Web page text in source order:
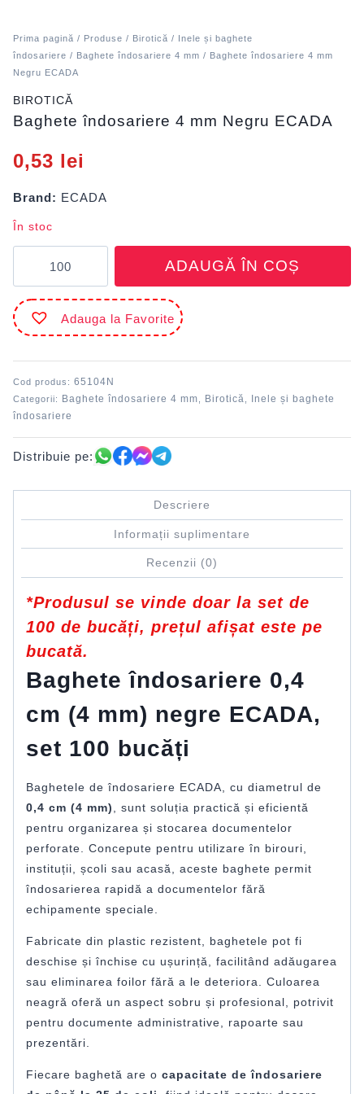
Prima pagină / Produse / Birotică / Inele și baghete
îndosariere / Baghete îndosariere 4 mm / Baghete îndosariere 4 mm
Negru ECADA
BIROTICĂ
Baghete îndosariere 4 mm Negru ECADA
0,53 lei
Brand: ECADA
În stoc
Baghete
îndosariere
4
mm
Negru
ADAUGĂ ÎN COȘ
Adauga la Favorite
Cod produs: 65104N
Categorii: Baghete îndosariere 4 mm, Birotică,
Inele și baghete
îndosariere
Distribuie pe:
Descriere
Informații suplimentare
Recenzii (0)
*Produsul se vinde doar la set de
100 de bucăți, prețul afișat este pe
bucată.
Baghete îndosariere 0,4
cm (4 mm) negre ECADA,
set 100 bucăți
Baghetele de îndosariere ECADA, cu diametrul de
0,4 cm (4 mm)
, sunt soluția practică și eficientă
pentru organizarea și stocarea documentelor
perforate. Concepute pentru utilizare în birouri,
instituții, școli sau acasă, aceste baghete permit
îndosarierea rapidă a documentelor fără
echipamente speciale.
Fabricate din plastic rezistent, baghetele pot fi
deschise și închise cu ușurință, facilitând adăugarea
sau eliminarea foilor fără a le deteriora. Culoarea
neagră oferă un aspect sobru și profesional, potrivit
pentru documente administrative, rapoarte sau
prezentări.
Fiecare baghetă are o capacitate de îndosariere